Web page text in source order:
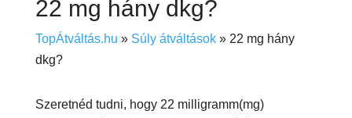
22 mg hány dkg?
TopÁtváltás.hu » Súly átváltások» 22 mg hány
dkg?
Szeretnéd tudni, hogy 22 milligramm(mg)